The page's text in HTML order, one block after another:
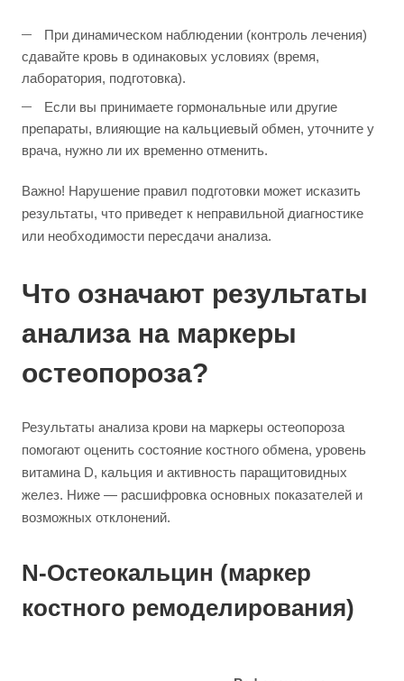
При динамическом наблюдении (контроль лечения)
сдавайте кровь в одинаковых условиях (время,
лаборатория, подготовка).
Если вы принимаете гормональные или другие
препараты, влияющие на кальциевый обмен, уточните у
врача, нужно ли их временно отменить.
Важно! Нарушение правил подготовки может исказить
результаты, что приведет к неправильной диагностике
или необходимости пересдачи анализа.
Что означают результаты
анализа на маркеры
остеопороза?
Результаты анализа крови на маркеры остеопороза
помогают оценить состояние костного обмена, уровень
витамина D, кальция и активность паращитовидных
желез. Ниже — расшифровка основных показателей и
возможных отклонений.
N-Остеокальцин (маркер
костного ремоделирования)